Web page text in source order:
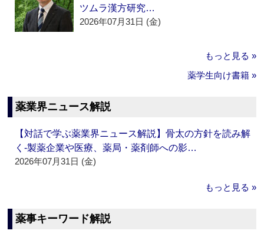
ツムラ漢方研究…
2026年07月31日 (金)
もっと見る »
薬学生向け書籍 »
薬業界ニュース解説
【対話で学ぶ薬業界ニュース解説】骨太の方針を読み解
く‐製薬企業や医療、薬局・薬剤師への影…
2026年07月31日 (金)
もっと見る »
薬事キーワード解説